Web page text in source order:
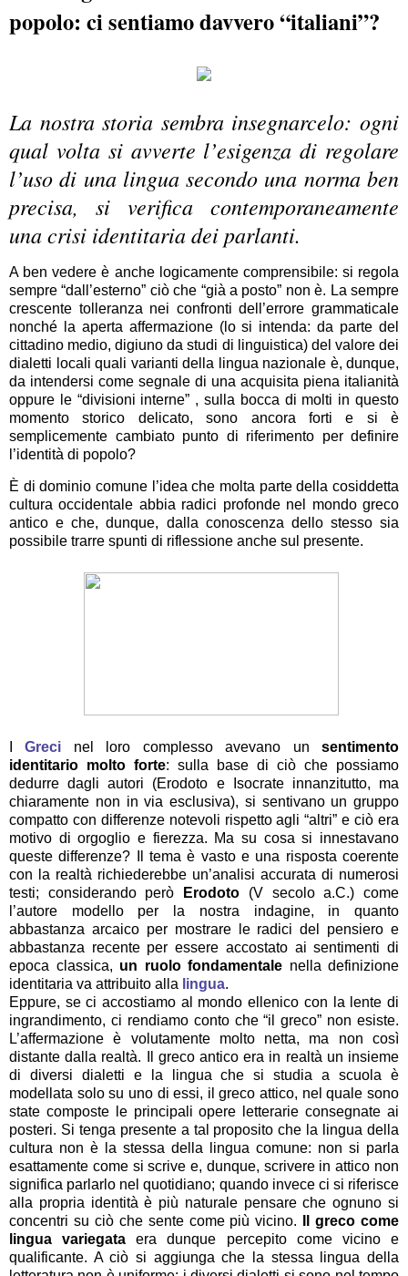
popolo: ci sentiamo davvero “italiani”?
La nostra storia sembra insegnarcelo: ogni
qual volta si avverte l’esigenza di regolare
l’uso di una lingua secondo una norma ben
precisa, si verifica contemporaneamente
una crisi identitaria dei parlanti.
A ben vedere è anche logicamente comprensibile: si regola
sempre “dall’esterno” ciò che “già a posto” non è. La sempre
crescente tolleranza nei confronti dell’errore grammaticale
nonché la aperta affermazione (lo si intenda: da parte del
cittadino medio, digiuno da studi di linguistica) del valore dei
dialetti locali quali varianti della lingua nazionale è, dunque,
da intendersi come segnale di una acquisita piena italianità
oppure le “divisioni interne” , sulla bocca di molti in questo
momento storico delicato, sono ancora forti e si è
semplicemente cambiato punto di riferimento per definire
l’identità di popolo?
È di dominio comune l’idea che molta parte della cosiddetta
cultura occidentale abbia radici profonde nel mondo greco
antico e che, dunque, dalla conoscenza dello stesso sia
possibile trarre spunti di riflessione anche sul presente.
IGreci nel loro complesso avevano unsentimento
identitario molto forte: sulla base di ciò che possiamo
dedurre dagli autori (Erodoto e Isocrate innanzitutto, ma
chiaramente non in via esclusiva), si sentivano un gruppo
compatto con differenze notevoli rispetto agli “altri” e ciò era
motivo di orgoglio e fierezza. Ma su cosa si innestavano
queste differenze? Il tema è vasto e una risposta coerente
con la realtà richiederebbe un’analisi accurata di numerosi
testi; considerando però
Erodoto (V secolo a.C.) come
l’autore modello per la nostra indagine, in quanto
abbastanza arcaico per mostrare le radici del pensiero e
abbastanza recente per essere accostato ai sentimenti di
epoca classica, un ruolo fondamentale nella definizione
identitaria va attribuito alla lingua.
Eppure, se ci accostiamo al mondo ellenico con la lente di
ingrandimento, ci rendiamo conto che “il greco” non esiste.
L’affermazione è volutamente molto netta, ma non così
distante dalla realtà. Il greco antico era in realtà un insieme
di diversi dialetti e la lingua che si studia a scuola è
modellata solo su uno di essi, il greco attico, nel quale sono
state composte le principali opere letterarie consegnate ai
posteri. Si tenga presente a tal proposito che la lingua della
cultura non è la stessa della lingua comune: non si parla
esattamente come si scrive e, dunque, scrivere in attico non
significa parlarlo nel quotidiano; quando invece ci si riferisce
alla propria identità è più naturale pensare che ognuno si
concentri su ciò che sente come più vicino.
Il greco come
lingua variegata era dunque percepito come vicino e
qualificante. A ciò si aggiunga che la stessa lingua della